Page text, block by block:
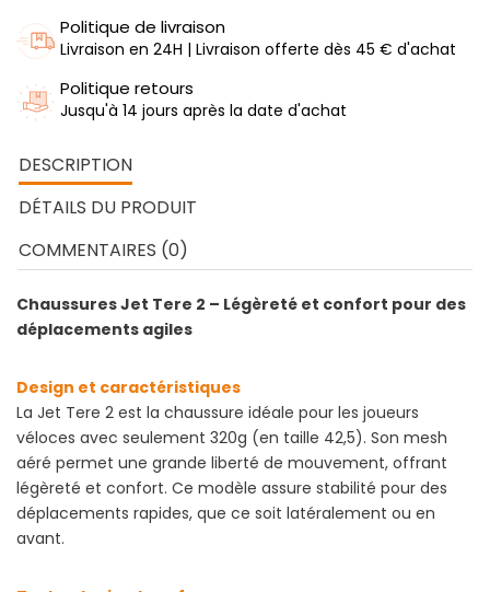
Politique de livraison
Livraison en 24H | Livraison offerte dès 45 € d'achat
Politique retours
Jusqu'à 14 jours après la date d'achat
DESCRIPTION
DÉTAILS DU PRODUIT
COMMENTAIRES (0)
Chaussures Jet Tere 2 – Légèreté et confort pour des
déplacements agiles
Design et caractéristiques
La Jet Tere 2 est la chaussure idéale pour les joueurs
véloces avec seulement 320g (en taille 42,5). Son mesh
aéré permet une grande liberté de mouvement, offrant
légèreté et confort. Ce modèle assure stabilité pour des
déplacements rapides, que ce soit latéralement ou en
avant.